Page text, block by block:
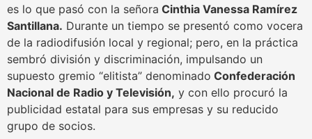
es lo que pasó con la señora Cinthia Vanessa Ramírez
Santillana. Durante un tiempo se presentó como vocera
de la radiodifusión local y regional; pero, en la práctica
sembró división y discriminación, impulsando un
supuesto gremio “elitista” denominado Confederación
Nacional de Radio y Televisión, y con ello procuró la
publicidad estatal para sus empresas y su reducido
grupo de socios.